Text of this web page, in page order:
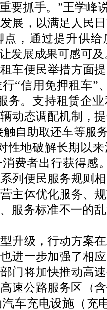
要抓手。”王学峰
，以满足人民日
点，通过提升供
发展成果可感可及
便民举措方面提
“信用免押租车”
务。支持租赁企
动态调配机制，
自助取还车等服
地破解长期以来
费者出行获得感
列便民服务规则
主体优化服务、
服务标准不一的
级，行动方案在
进一步加强了相
门将加快推动高
速公路服务区（
车充电设施（充